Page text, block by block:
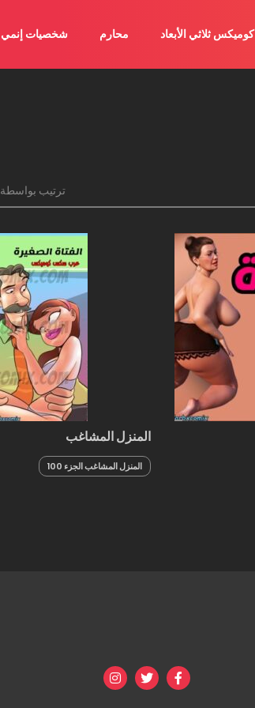
كوميكس ثلاثي الأبعاد محارم شخصيات إنمي
ترتيب بواسطة
المنزل المشاغب
المنزل المشاغب الجزء 100